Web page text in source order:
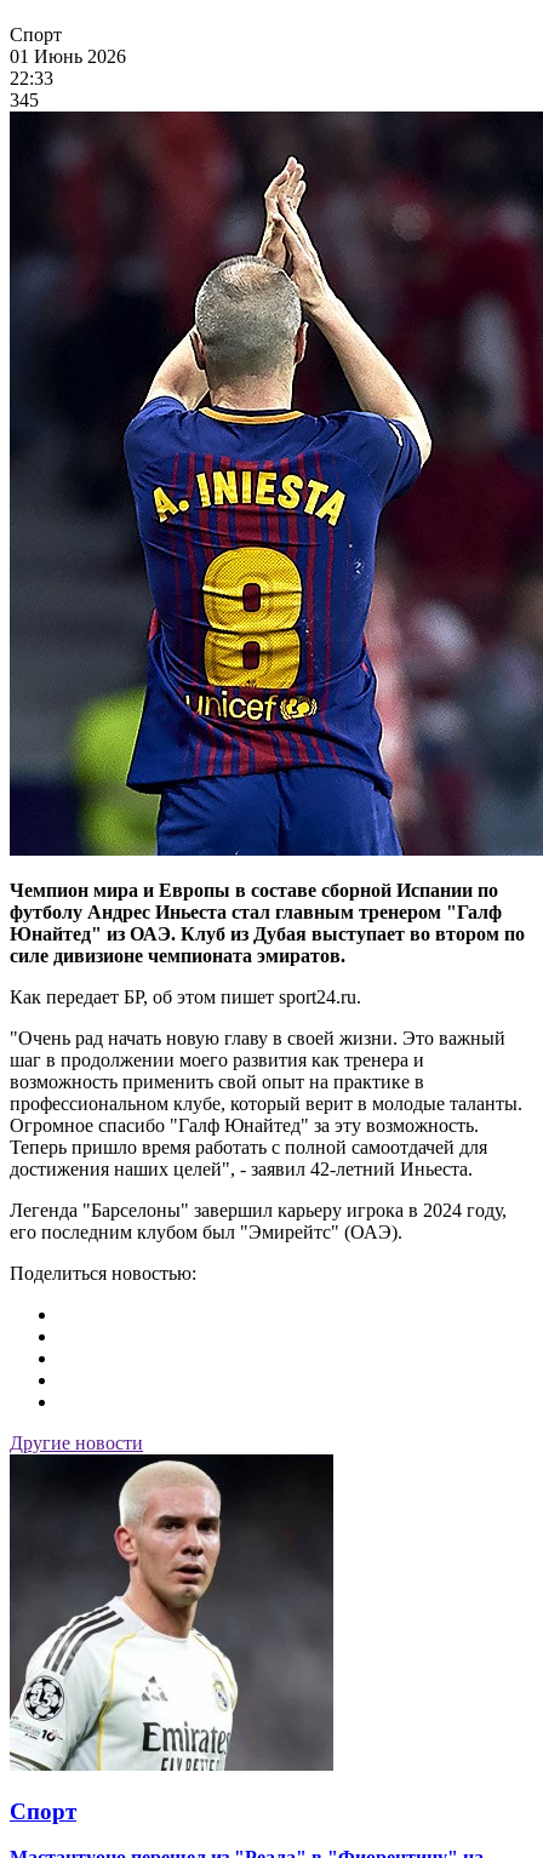
Спорт
01 Июнь 2026
22:33
345
Чемпион мира и Европы в составе сборной Испании по
футболу Андрес Иньеста стал главным тренером "Галф
Юнайтед" из ОАЭ. Клуб из Дубая выступает во втором по
силе дивизионе чемпионата эмиратов.
Как передает БР, об этом пишет sport24.ru.
"Очень рад начать новую главу в своей жизни. Это важный
шаг в продолжении моего развития как тренера и
возможность применить свой опыт на практике в
профессиональном клубе, который верит в молодые таланты.
Огромное спасибо "Галф Юнайтед" за эту возможность.
Теперь пришло время работать с полной самоотдачей для
достижения наших целей", - заявил 42-летний Иньеста.
Легенда "Барселоны" завершил карьеру игрока в 2024 году,
его последним клубом был "Эмирейтс" (ОАЭ).
Поделиться новостью:
Другие новости
Спорт